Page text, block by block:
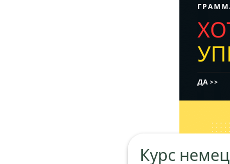
Курс